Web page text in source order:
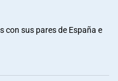
con sus pares de España e